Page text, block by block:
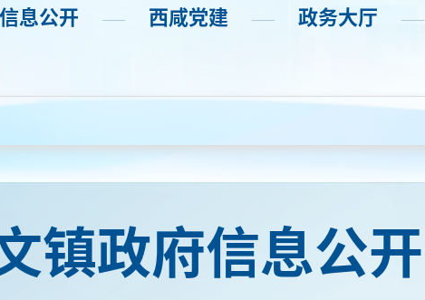
息公开 —— 西咸党建 —— 政务大厅 ——
镇政府信息公开